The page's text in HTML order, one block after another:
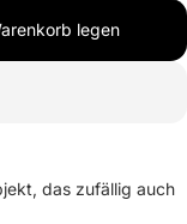
legen
das zufällig auch